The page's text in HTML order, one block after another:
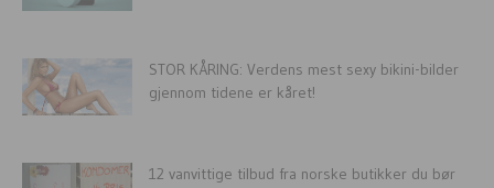
STOR KÅRING: Verdens mest sexy bikini-bilder
gjennom tidene er kåret!
12 vanvittige tilbud fra norske butikker du bør